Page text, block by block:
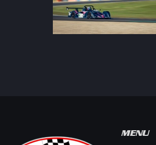
MENU